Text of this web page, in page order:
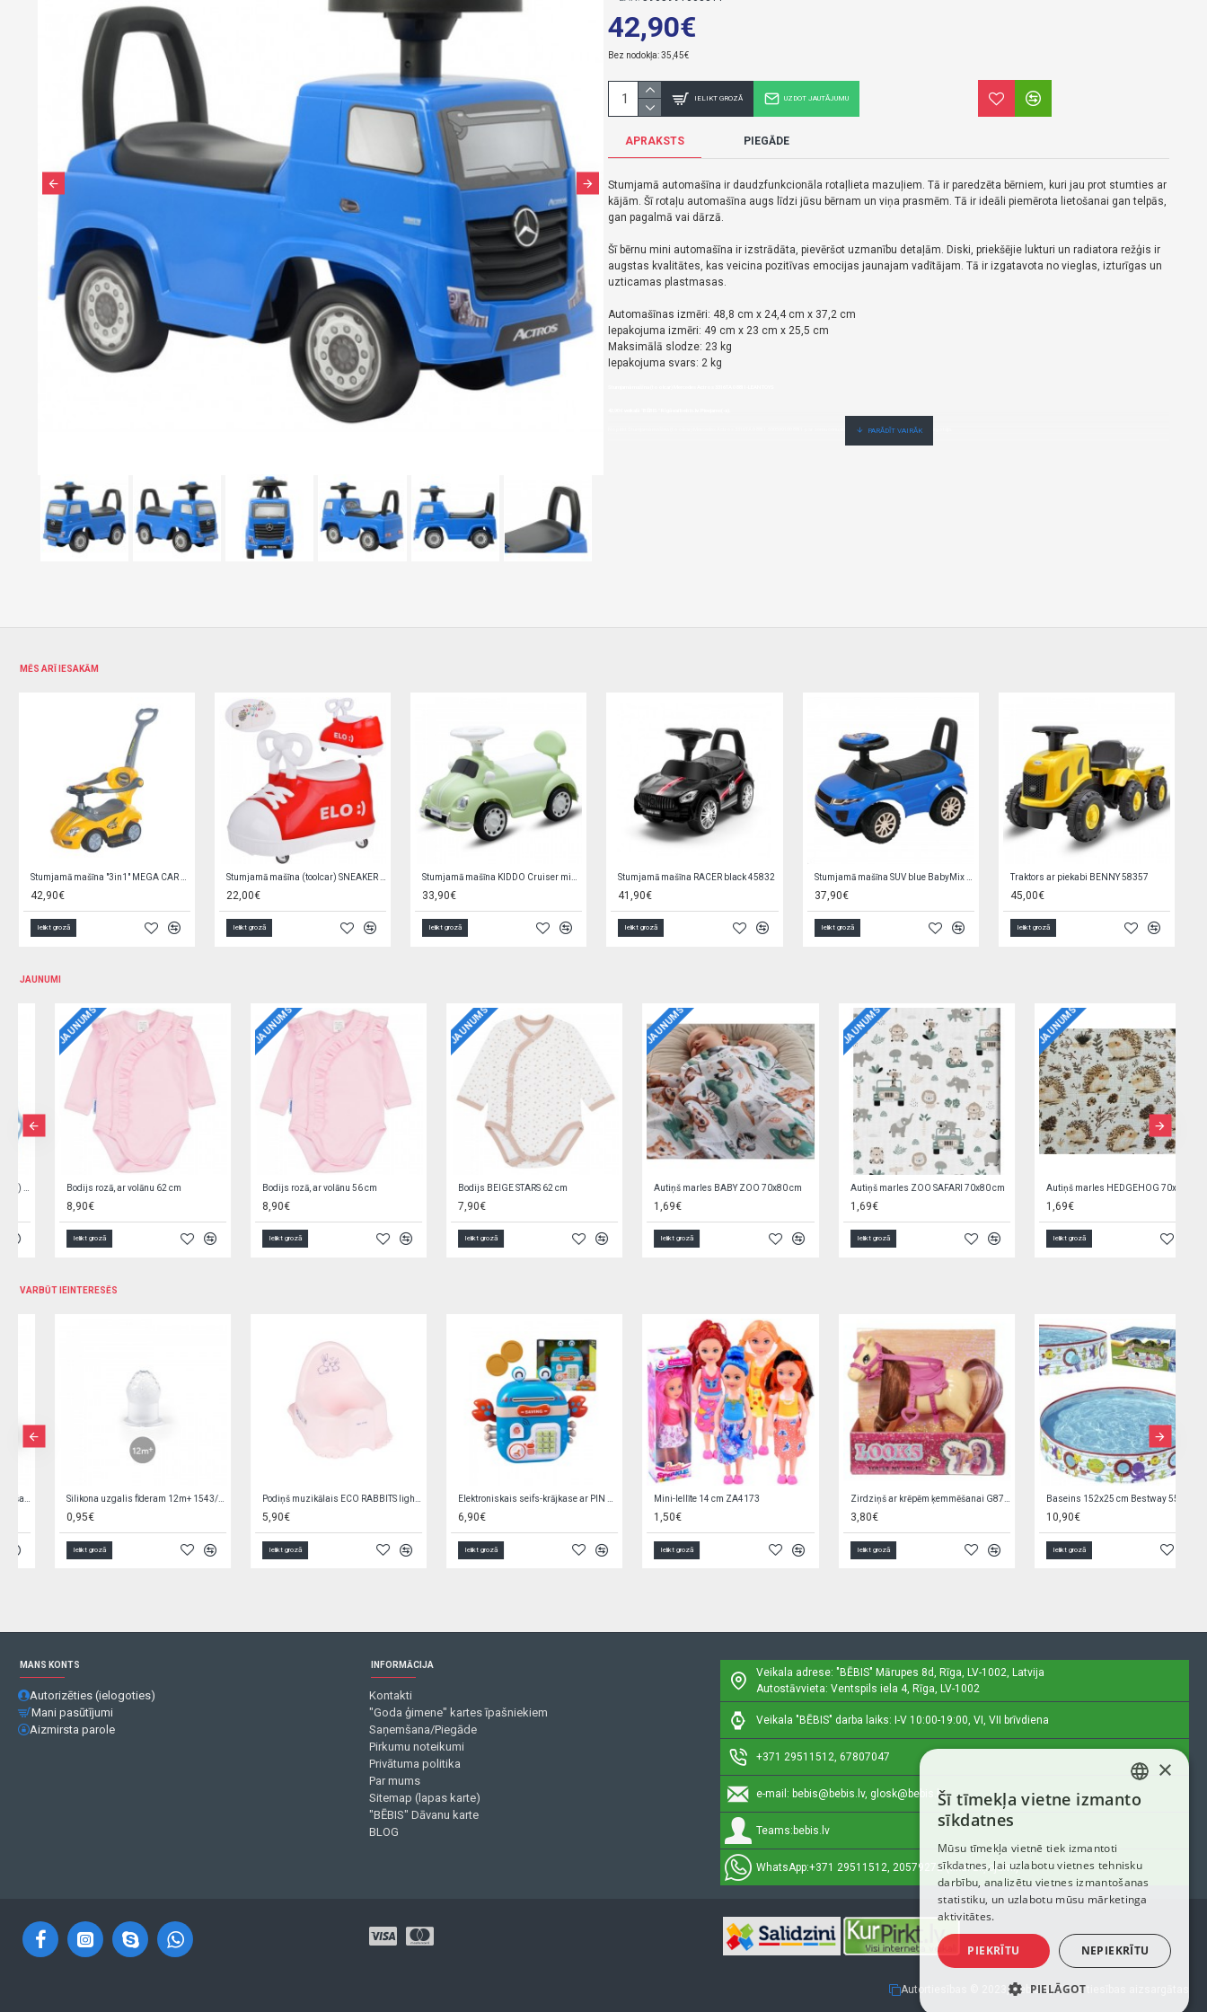
42,90€
Bez nodokļa: 35,45€
IELIKT GROZĀ UZDOT JAUTĀJUMU
APRAKSTS PIEGĀDE
Stumjamā automašīna ir daudzfunkcionāla rotaļlieta mazuļiem. Tā ir paredzēta bērniem, kuri jau prot stumties ar
kājām. Šī rotaļu automašīna augs līdzi jūsu bērnam un viņa prasmēm. Tā ir ideāli piemērota lietošanai gan telpās,
gan pagalmā vai dārzā.
Šī bērnu mini automašīna ir izstrādāta, pievēršot uzmanību detaļām. Diski, priekšējie lukturi un radiatora režģis ir
augstas kvalitātes, kas veicina pozitīvas emocijas jaunajam vadītājam. Tā ir izgatavota no vieglas, izturīgas un
uzticamas plastmasas.
Automašīnas izmēri: 48,8 cm x 24,4 cm x 37,2 cm
Iepakojuma izmēri: 49 cm x 23 cm x 25,5 cm
Maksimālā slodze: 23 kg
Iepakojuma svars: 2 kg
Nopirkt Stumjamā mašīna (toolcar) Mercedes Actros 3316TA 08811-5905991008811-par zemu cenu,ātri,ērti,bez gaidīšanas.Cenas no vairumtirgotāja.
MĒS ARĪ IESAKĀM
42,90€
Ielikt grozā
22,00€
Ielikt grozā
33,90€
Ielikt grozā
Stumjamā mašīna RACER black 45832
41,90€
Ielikt grozā
37,90€
Ielikt grozā
Traktors ar piekabi BENNY 58357
45,00€
Ielikt grozā
JAUNUMI
JAUNUMS
Bodijs rozā, ar volānu 62 cm
JAUNUMS
Bodijs rozā, ar volānu 56 cm
JAUNUMS
Bodijs BEIGE STARS 62 cm
JAUNUMS
Autiņš marles BABY ZOO 70x80 cm
JAUNUMS
Autiņš marles ZOO SAFARI 70x80 cm
JAUNUMS
Autiņš marles HEDGEHOG 70x80 cm
VARBŪT IEINTERESĒS
Silikona uzgalis fīderam 12m+ 1543/01 Podiņš muzikālais ECO RABBITS light pink PO-059-104 Elektroniskais seifs-krājkase ar PIN 504690 Mini-lellīte 14 cm ZA4173 Zirdziņš ar krēpēm ķemmēšanai G8707 Baseins 152x25 cm Bestway 55029 (9874)
MANS KONTS
Autorizēties (ielogoties)
Mani pasūtījumi
Aizmirsta parole
INFORMĀCIJA
Kontakti
"Goda ģimene" kartes īpašniekiem
Saņemšana/Piegāde
Pirkumu noteikumi
Privātuma politika
Par mums
Sitemap (lapas karte)
"BĒBIS" Dāvanu karte
BLOG
Veikala adrese: "BĒBIS" Mārupes 8d, Rīga, LV-1002, Latvija
Autostāvvieta: Ventspils iela 4, Rīga, LV-1002
Veikala "BĒBIS" darba laiks: I-V 10:00-19:00, VI, VII brīvdiena
+371 29511512, 67807047
e-mail: bebis@bebis.lv, glosk@bebis.lv
Teams: bebis.lv
WhatsApp:+371 29511512, 20579272 (tikai ziņojumi)
Autortiesības © 2023, Bebis.lv, Visas tiesības aizsargātas
LATVIAN
ENGLISH
×
Šī tīmekļa vietne izmanto
sīkdatnes
Mūsu tīmekļa vietnē tiek izmantoti
sīkdatnes, lai uzlabotu vietnes tehnisku
darbību, analizētu vietnes izmantošanas
statistiku, un uzlabotu mūsu mārketinga
aktivitātes.
PIEKRĪTU NEPIEKRĪTU
PIELĀGOT